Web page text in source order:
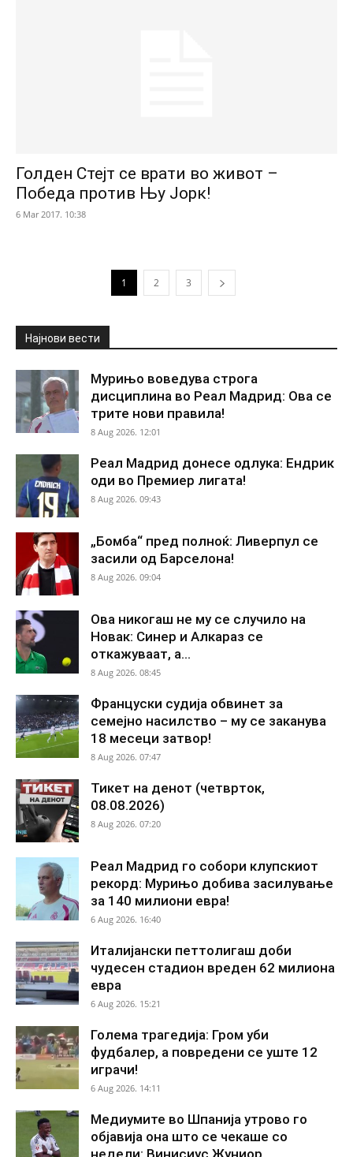
Голден Стејт се врати во живот –
Победа против Њу Јорк!
6 Mar 2017. 10:38
1 2 3
Најнови вести
Мурињо воведува строга
дисциплина во Реал Мадрид: Ова се
трите нови правила!
8 Aug 2026. 12:01
Реал Мадрид донесе одлука: Ендрик
оди во Премиер лигата!
8 Aug 2026. 09:43
„Бомба“ пред полноќ: Ливерпул се
засили од Барселона!
8 Aug 2026. 09:04
Ова никогаш не му се случило на
Новак: Синер и Алкараз се
откажуваат, а...
8 Aug 2026. 08:45
Француски судија обвинет за
семејно насилство – му се заканува
18 месеци затвор!
8 Aug 2026. 07:47
Тикет на денот (четврток,
08.08.2026)
8 Aug 2026. 07:20
Реал Мадрид го собори клупскиот
рекорд: Мурињо добива засилување
за 140 милиони евра!
6 Aug 2026. 16:40
Италијански петтолигаш доби
чудесен стадион вреден 62 милиона
евра
6 Aug 2026. 15:21
Голема трагедија: Гром уби
фудбалер, а повредени се уште 12
играчи!
6 Aug 2026. 14:11
Медиумите во Шпанија утрово го
објавија она што се чекаше со
недели: Винисиус Жуниор...